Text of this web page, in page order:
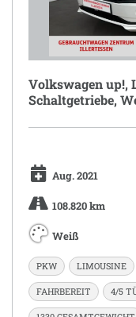
Volkswagen up!,
Schaltgetriebe,
Aug. 2021
108.820 km
Weiß
PKW LIMOUSINE
FAHRBEREIT 4/5